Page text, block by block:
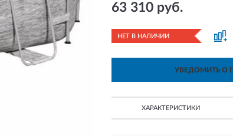
63 310 руб.
НЕТ В НАЛИЧИИ
УВЕДОМИТЬ О
ХАРАКТЕРИСТИКИ